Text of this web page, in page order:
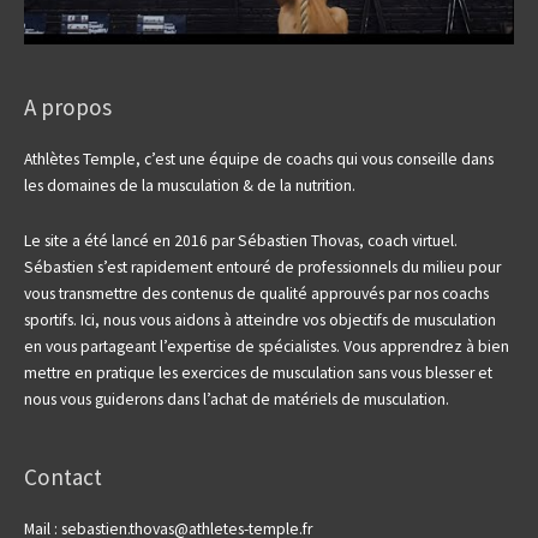
A propos
Athlètes Temple, c’est une équipe de coachs qui vous conseille dans
les domaines de la musculation & de la nutrition.
Le site a été lancé en 2016 par Sébastien Thovas, coach virtuel.
Sébastien s’est rapidement entouré de professionnels du milieu pour
vous transmettre des contenus de qualité approuvés par nos coachs
sportifs. Ici, nous vous aidons à atteindre vos objectifs de musculation
en vous partageant l’expertise de spécialistes. Vous apprendrez à bien
mettre en pratique les exercices de musculation sans vous blesser et
nous vous guiderons dans l’achat de matériels de musculation.
Contact
Mail : sebastien.thovas@athletes-temple.fr